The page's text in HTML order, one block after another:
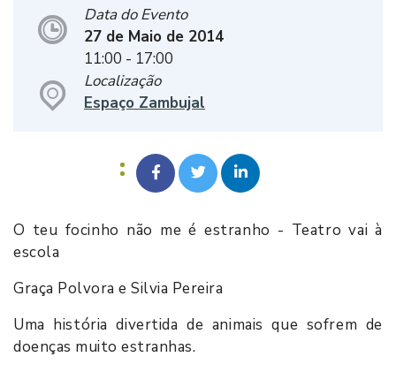
Data do Evento
27 de Maio de 2014
11:00 - 17:00
Localização
Espaço Zambujal
O teu focinho não me é estranho - Teatro vai à
escola
Graça Polvora e Silvia Pereira
Uma história divertida de animais que sofrem de
doenças muito estranhas.